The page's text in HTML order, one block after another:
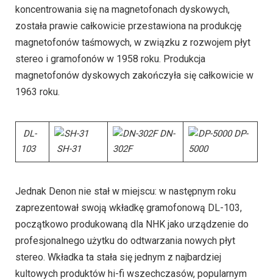
koncentrowania się na magnetofonach dyskowych,
została prawie całkowicie przestawiona na produkcję
magnetofonów taśmowych, w związku z rozwojem płyt
stereo i gramofonów w 1958 roku. Produkcja
magnetofonów dyskowych zakończyła się całkowicie w
1963 roku.
DL-
103
SH-31
DN-
302F
DP-
5000
Jednak Denon nie stał w miejscu: w następnym roku
zaprezentował swoją wkładkę gramofonową DL-103,
początkowo produkowaną dla NHK jako urządzenie do
profesjonalnego użytku do odtwarzania nowych płyt
stereo. Wkładka ta stała się jednym z najbardziej
kultowych produktów hi-fi wszechczasów, popularnym